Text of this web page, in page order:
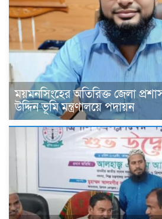
ময়মনসিংহের অতিরিক্ত জেলা
উদ্দিন ভূমি মন্ত্রণালয়ে পদায়ন